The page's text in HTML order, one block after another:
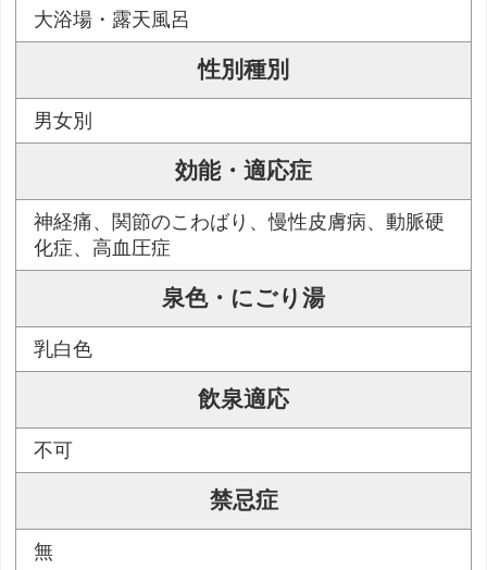
大浴場・露天風呂
性別種別
男女別
効能・適応症
神経痛、関節のこわばり、慢性皮膚病、動脈硬
化症、高血圧症
泉色・にごり湯
乳白色
飲泉適応
不可
禁忌症
無